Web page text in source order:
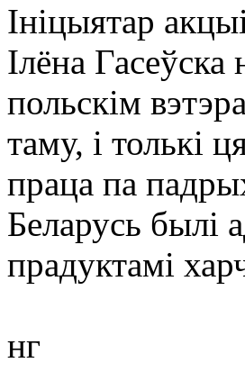
Ініцыятар
Ілёна
польскім
таму, і толькі
праца па
Беларусь былі
прадуктамі
нг